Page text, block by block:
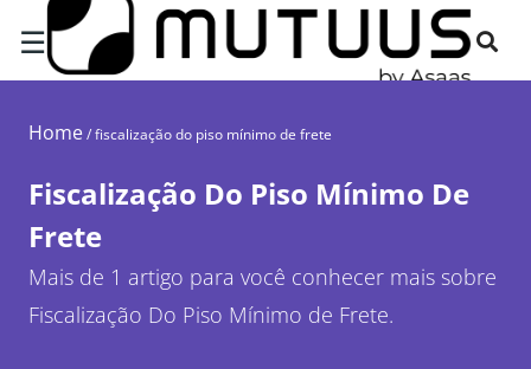
☰
Home/fiscalização do piso mínimo de frete
Fiscalização Do Piso Mínimo De
Frete
Mais de 1 artigo para você conhecer mais sobre
Fiscalização Do Piso Mínimo de Frete.